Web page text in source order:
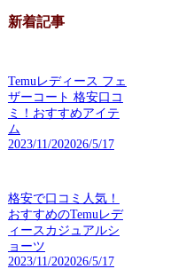
新着記事
Temuレディース フェ
ザーコート 格安口コ
ミ！おすすめアイテ
ム
2023/11/202026/5/17
格安で口コミ人気！
おすすめのTemuレデ
ィースカジュアルシ
ョーツ
2023/11/202026/5/17